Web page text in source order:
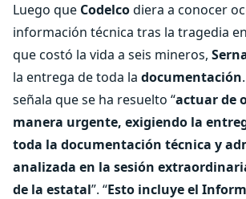
Luego que Codelcodiera a conocer
información técnica tras la tragedia en
que costó la vida a seis mineros,
la entrega de toda la documentación
señala que se ha resuelto “actuar de
manera urgente, exigiendo la
toda la documentación técnica y
analizada en la sesión
de la estatal”. “Esto incluye el